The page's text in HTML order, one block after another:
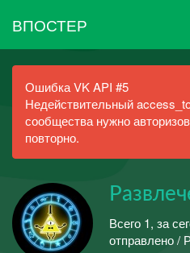
ВПОСТЕР
Ошибка VK API #5
Недействительный
сообщества нужно
повторно.
Всего 1, за
отправлено /